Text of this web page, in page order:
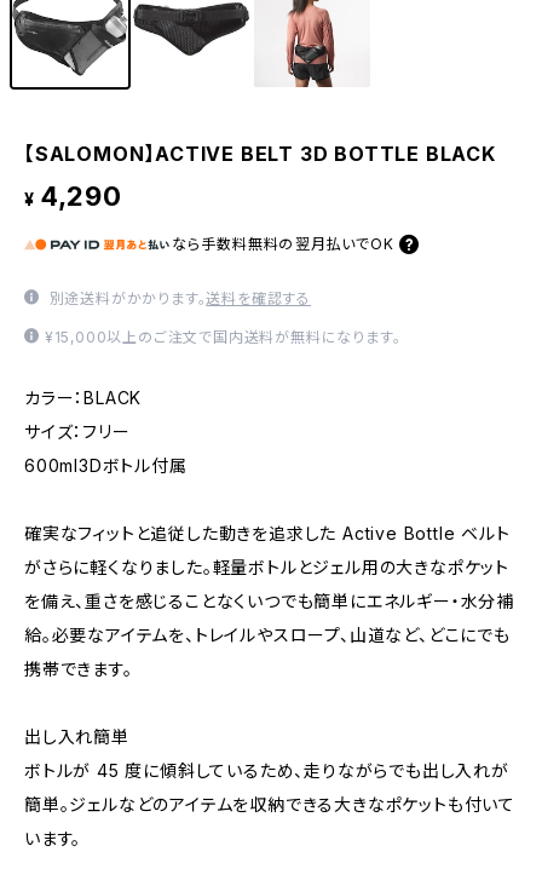
【SALOMON】ACTIVE BELT 3D BOTTLE BLACK
¥ 4,290
なら 手数料無料の 翌月払いでOK
別途送料がかかります。送料を確認する
¥15,000以上のご注文で国内送料が無料になります。
カラー：BLACK
サイズ：フリー
600ml3Dボトル付属
確実なフィットと追従した動きを追求した Active Bottle ベルト
がさらに軽くなりました。軽量ボトルとジェル用の大きなポケット
を備え、重さを感じることなくいつでも簡単にエネルギー・水分補
給。必要なアイテムを、トレイルやスロープ、山道など、どこにでも
携帯できます。
出し入れ簡単
ボトルが 45 度に傾斜しているため、走りながらでも出し入れが
簡単。ジェルなどのアイテムを収納できる大きなポケットも付いて
います。